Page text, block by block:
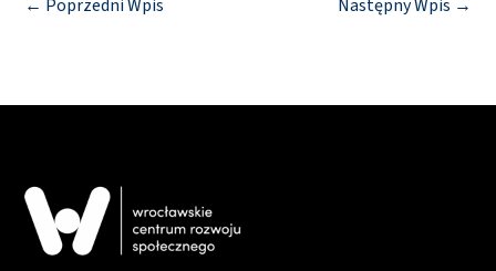
← Poprzedni Wpis Następny Wpis →